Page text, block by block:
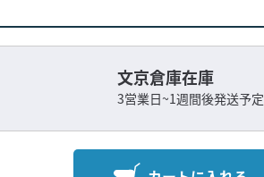
文京倉庫在庫
3営業日~1週間後発送予定